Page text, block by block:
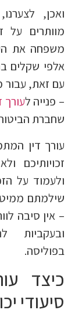
ואכן,
מוותרים על
משפחה את
אלפי שקלים
עם זאת, עבור
– פנייה לעורך
שחברת
עורך דין
זכויותיכם
ולעמוד על
שילמתם
– אין סיבה
ובעקביות
בפוליסה.
כיצד
סיעודי